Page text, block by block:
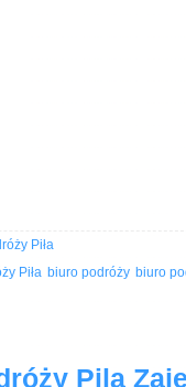
Piła
Piła biuro podróży biuro
Pila